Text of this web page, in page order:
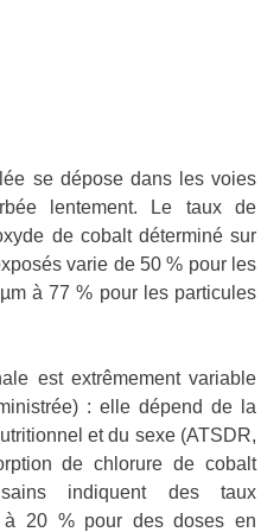
se dépose dans les voies
lentement. Le taux de
de cobalt déterminé sur
varie de 50 % pour les
à 77 % pour les particules
est extrêmement variable
: elle dépend de la
et du sexe (ATSDR,
de chlorure de cobalt
indiquent des taux
à 20 % pour des doses en